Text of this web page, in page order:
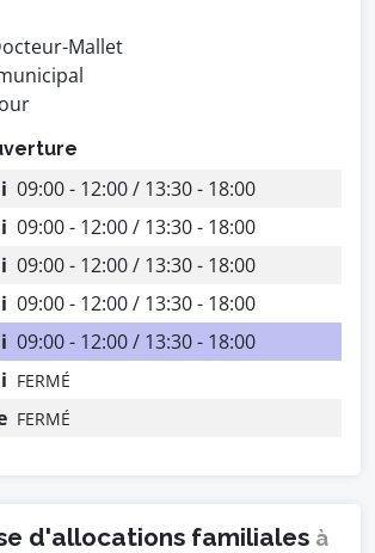
Mallet
09:00 - 12:00 / 13:30 - 18:00
09:00 - 12:00 / 13:30 - 18:00
09:00 - 12:00 / 13:30 - 18:00
09:00 - 12:00 / 13:30 - 18:00
09:00 - 12:00 / 13:30 - 18:00
FERMÉ
FERMÉ
d'allocations familiales à